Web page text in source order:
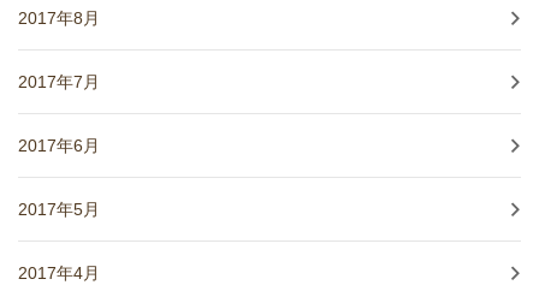
2017年8月
2017年7月
2017年6月
2017年5月
2017年4月